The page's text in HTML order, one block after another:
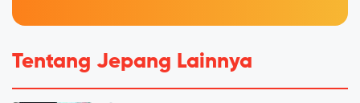
Tentang Jepang Lainnya